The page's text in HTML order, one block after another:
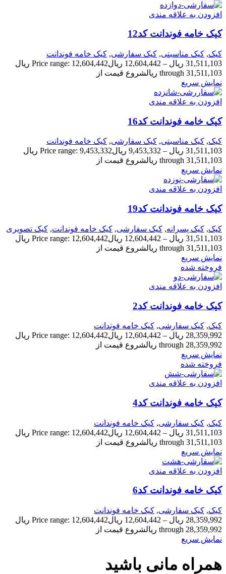
افزودن به علاقه مندی
کیک خامه فوندانت کد12
کیک, کیک مناسبتی, کیک سفارشی, کیک خامه فوندانت
31,511,103 ریال –
12,604,442 ریال
Price range: 12,604,442 ریال
through 31,511,103 ریال
شروع قیمت از
نمایش سریع
افزودن به علاقه مندی
کیک خامه فوندانت کد16
کیک, کیک مناسبتی, کیک سفارشی, کیک خامه فوندانت
31,511,103 ریال –
9,453,332 ریال
Price range: 9,453,332 ریال
through 31,511,103 ریال
شروع قیمت از
نمایش سریع
افزودن به علاقه مندی
کیک خامه فوندانت کد19
کیک, کیک پسرانه, کیک سفارشی, کیک خامه فوندانت, کیک تصویری
31,511,103 ریال –
12,604,442 ریال
Price range: 12,604,442 ریال
through 31,511,103 ریال
شروع قیمت از
نمایش سریع
فروخته شده
افزودن به علاقه مندی
کیک خامه فوندانت کد2
کیک, کیک سفارشی, کیک خامه فوندانت
28,359,992 ریال –
12,604,442 ریال
Price range: 12,604,442 ریال
through 28,359,992 ریال
شروع قیمت از
نمایش سریع
فروخته شده
افزودن به علاقه مندی
کیک خامه فوندانت کد4
کیک, کیک سفارشی, کیک خامه فوندانت
31,511,103 ریال –
12,604,442 ریال
Price range: 12,604,442 ریال
through 31,511,103 ریال
شروع قیمت از
نمایش سریع
افزودن به علاقه مندی
کیک خامه فوندانت کد6
کیک, کیک سفارشی, کیک خامه فوندانت
28,359,992 ریال –
12,604,442 ریال
Price range: 12,604,442 ریال
through 28,359,992 ریال
شروع قیمت از
نمایش سریع
همراه مانی باشید